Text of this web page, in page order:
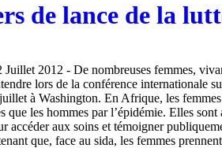
de lance de la
2012 - De nombreuses femmes,
lors de la conférence internationale
à Washington. En Afrique, les
que les hommes par l’épidémie. Elles sont
accéder aux soins et témoigner
que, face au sida, les femmes